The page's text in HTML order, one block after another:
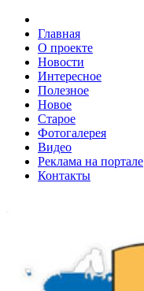
Главная
О проекте
Новости
Интересное
Полезное
Новое
Старое
Фотогалерея
Видео
Реклама на портале
Контакты